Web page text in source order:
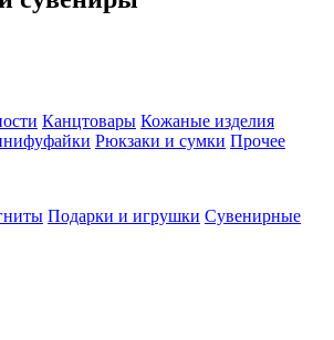
Канцтовары Кожаные изделия
Рюкзаки и сумки Прочее
Подарки и игрушки Сувенирные